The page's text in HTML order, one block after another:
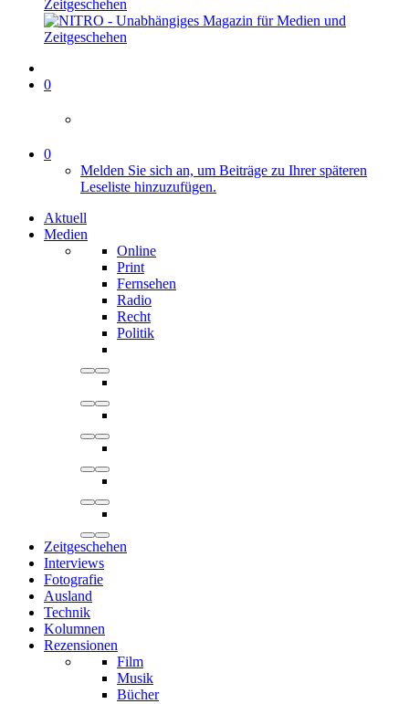
0
0
Melden Sie sich an, um Beiträge zu Ihrer späteren
Leseliste hinzuzufügen.
Aktuell
Medien
Online
Print
Fernsehen
Radio
Recht
Politik
Zeitgeschehen
Interviews
Fotografie
Ausland
Technik
Kolumnen
Rezensionen
Film
Musik
Bücher